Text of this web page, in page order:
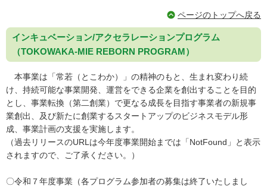
ページのトップへ戻る
インキュベーション/アクセラレーションプログラム
（TOKOWAKA-MIE REBORN PROGRAM）
本事業は「常若（とこわか）」の精神のもと、生まれ変わり続
け、持続可能な事業開発、運営をできる企業を創出することを目的
とし、事業転換（第二創業）で更なる成長を目指す事業者の新規事
業創出、及び新たに創業するスタートアップのビジネスモデル形
成、事業計画の支援を実施します。
（過去リリースのURLは今年度事業開始までは「NotFound」と表示
されますので、ご了承ください。）
〇令和７年度事業（各プログラム参加者の募集は終了いたしまし